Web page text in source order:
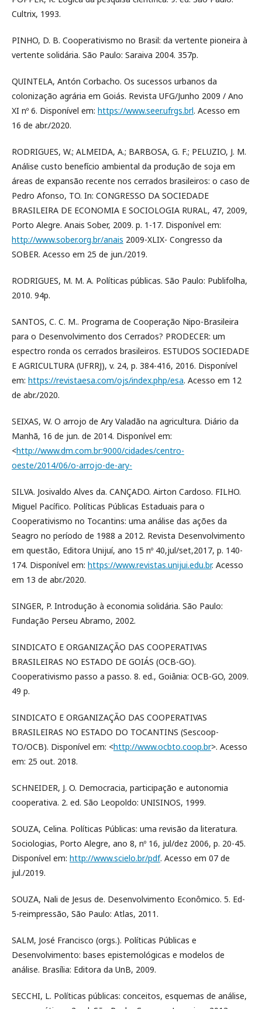
Cultrix, 1993.
PINHO, D. B. Cooperativismo no Brasil: da vertente pioneira à
vertente solidária. São Paulo: Saraiva 2004. 357p.
QUINTELA, Antón Corbacho. Os sucessos urbanos da
colonização agrária em Goiás. Revista UFG/Junho 2009 / Ano
XI nº 6. Disponível em: https://www.seer.ufrgs.brl. Acesso em
16 de abr./2020.
RODRIGUES, W.; ALMEIDA, A.; BARBOSA, G. F.; PELUZIO, J. M.
Análise custo benefício ambiental da produção de soja em
áreas de expansão recente nos cerrados brasileiros: o caso de
Pedro Afonso, TO. In: CONGRESSO DA SOCIEDADE
BRASILEIRA DE ECONOMIA E SOCIOLOGIA RURAL, 47, 2009,
Porto Alegre. Anais Sober, 2009. p. 1-17. Disponível em:
http://www.sober.org.br/anais 2009-XLIX- Congresso da
SOBER. Acesso em 25 de jun./2019.
RODRIGUES, M. M. A. Políticas públicas. São Paulo: Publifolha,
2010. 94p.
SANTOS, C. C. M.. Programa de Cooperação Nipo-Brasileira
para o Desenvolvimento dos Cerrados? PRODECER: um
espectro ronda os cerrados brasileiros. ESTUDOS SOCIEDADE
E AGRICULTURA (UFRRJ), v. 24, p. 384-416, 2016. Disponível
em: https://revistaesa.com/ojs/index.php/esa. Acesso em 12
de abr./2020.
SEIXAS, W. O arrojo de Ary Valadão na agricultura. Diário da
Manhã, 16 de jun. de 2014. Disponível em:
<http://www.dm.com.br:9000/cidades/centro-
oeste/2014/06/o-arrojo-de-ary-
SILVA. Josivaldo Alves da. CANÇADO. Airton Cardoso. FILHO.
Miguel Pacífico. Políticas Públicas Estaduais para o
Cooperativismo no Tocantins: uma análise das ações da
Seagro no período de 1988 a 2012. Revista Desenvolvimento
em questão, Editora Unijuí, ano 15 nº 40,jul/set,2017, p. 140-
174. Disponível em: https://www.revistas.unijui.edu.br. Acesso
em 13 de abr./2020.
SINGER, P. Introdução à economia solidária. São Paulo:
Fundação Perseu Abramo, 2002.
SINDICATO E ORGANIZAÇÃO DAS COOPERATIVAS
BRASILEIRAS NO ESTADO DE GOIÁS (OCB-GO).
Cooperativismo passo a passo. 8. ed., Goiânia: OCB-GO, 2009.
49 p.
SINDICATO E ORGANIZAÇÃO DAS COOPERATIVAS
BRASILEIRAS NO ESTADO DO TOCANTINS (Sescoop-
TO/OCB). Disponível em: <http://www.ocbto.coop.br>. Acesso
em: 25 out. 2018.
SCHNEIDER, J. O. Democracia, participação e autonomia
cooperativa. 2. ed. São Leopoldo: UNISINOS, 1999.
SOUZA, Celina. Políticas Públicas: uma revisão da literatura.
Sociologias, Porto Alegre, ano 8, nº 16, jul/dez 2006, p. 20-45.
Disponível em: http://www.scielo.br/pdf. Acesso em 07 de
jul./2019.
SOUZA, Nali de Jesus de. Desenvolvimento Econômico. 5. Ed-
5-reimpressão, São Paulo: Atlas, 2011.
SALM, José Francisco (orgs.). Políticas Públicas e
Desenvolvimento: bases epistemológicas e modelos de
análise. Brasília: Editora da UnB, 2009.
SECCHI, L. Políticas públicas: conceitos, esquemas de análise,